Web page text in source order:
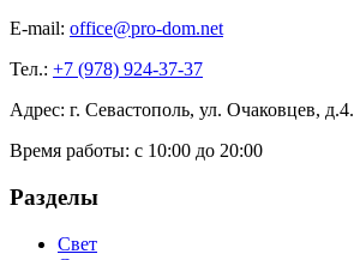
E-mail: office@pro-dom.net
Тел.: +7 (978) 924-37-37
Адрес: г. Севастополь, ул. Очаковцев, д.4.
Время работы: с 10:00 до 20:00
Разделы
Свет